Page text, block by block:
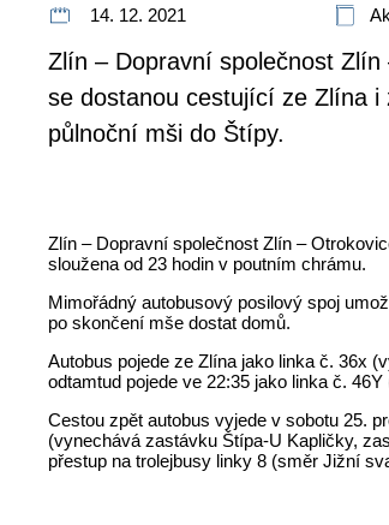
14. 12. 2021
Zlín – Dopravní společnost
se dostanou cestující ze Zlína
půlnoční mši do Štípy.
Zlín – Dopravní společnost Zlín –
sloužena od 23 hodin v poutním chrámu.
Mimořádný autobusový posilový spoj
po skončení mše dostat domů.
Autobus pojede ze Zlína jako linka č. 36x
odtamtud pojede ve 22:35 jako linka č.
Cestou zpět autobus vyjede v sobotu 25.
(vynechává zastávku Štípa-U Kapličky,
přestup na trolejbusy linky 8 (směr Jižní